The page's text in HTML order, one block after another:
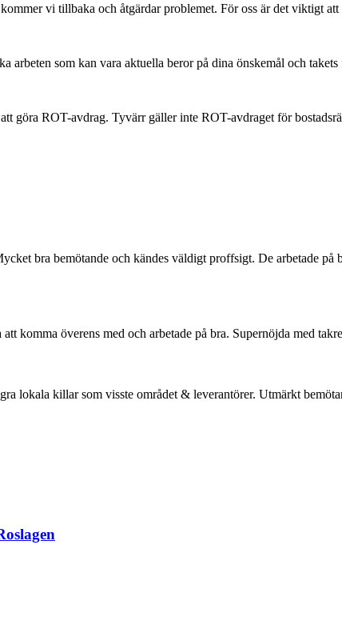
vi tillbaka och åtgärdar problemet. För oss är det viktigt
arbeten som kan vara aktuella beror på dina önskemål och
göra ROT-avdrag. Tyvärr gäller inte ROT-avdraget för
bra bemötande och kändes väldigt proffsigt. De arbetade på
komma överens med och arbetade på bra. Supernöjda med
lokala killar som visste området & leverantörer. Utmärkt